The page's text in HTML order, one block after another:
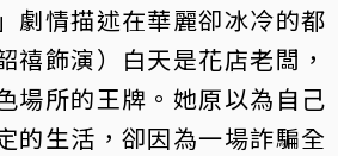
劇情描述在華麗卻冰冷的都
禧飾演）白天是花店老闆，
場所的王牌。她原以為自己
的生活，卻因為一場詐騙全